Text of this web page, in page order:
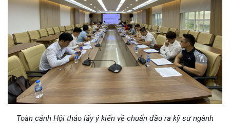
Toàn cảnh Hội thảo lấy ý kiến về chuẩn đầu ra kỹ sư ngành